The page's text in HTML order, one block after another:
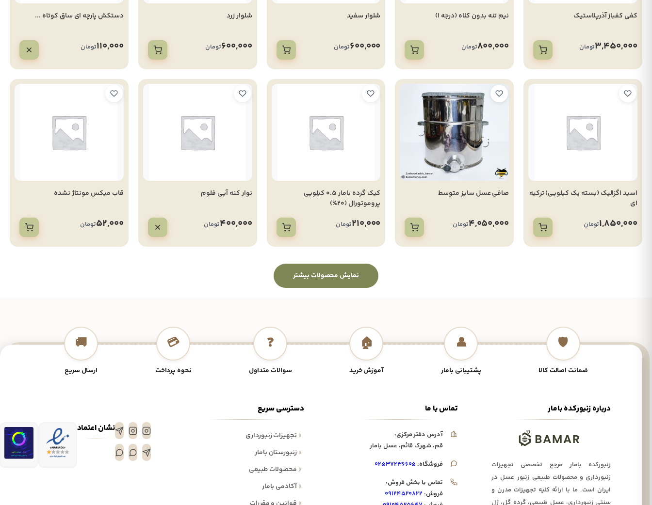
کفی کفباز آذرپلاستیک
3,450,000تومان
نیم تنه بدون کلاه (درجه 1)
800,000تومان
شلوار سفید
600,000تومان
شلوار زرد
600,000تومان
دستکش پارچه ای ساق کوتاه ...
110,000تومان
اسید اگزالیک (بسته یک کیلویی) ترکیه
ای
1,850,000تومان
صافی عسل سایز متوسط
4,050,000تومان
کیک گرده بامار 0.5 کیلویی
پروموتورال (20%)
210,000تومان
نوار کنه آپی فلوم
400,000تومان
قاب میکس مونتاژ نشده
52,000تومان
نمایش محصولات بیشتر
🛡️
ضمانت اصالت کالا
👤
پشتیبانی بامار
🏠
آموزش خرید
❓
سوالات متداول
💳
نحوه پرداخت
🚚
ارسال سریع
نشان اعتماد
دسترسی سریع
»تجهیزات زنبورداری
»زنبورستان بامار
» محصولات طبیعی
»آکادمی بامار
تماس با ما
آدرس دفتر مرکزی:
قم، شهرک قائم، عسل بامار
فروشگاه: ۰۲۵۳۷۲۳۶۶۰۵
تماس با بخش فروش:
فروش: ۰۹۱۲۴۵۲۰۸۲۲
درباره زنبورکده بامار
زنبورکده بامار مرجع تخصصی تجهیزات
زنبورداری و محصولات طبیعی زنبور عسل در
ایران است. ما با ارائه کلیه تجهیزات مدرن و
سنتی زنبورداری، عسل طبیعی، گرده گل، ژل